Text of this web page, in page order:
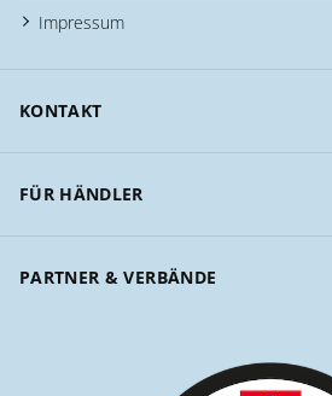
Impressum
KONTAKT
FÜR HÄNDLER
PARTNER & VERBÄNDE